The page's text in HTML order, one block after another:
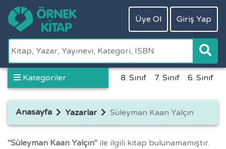
Üye Ol Giriş Yap
Kategoriler 8. Sınıf 7. Sınıf 6. Sınıf
Anasayfa Yazarlar Süleyman Kaan Yalçın
"Süleyman Kaan Yalçın" ile ilgili kitap bulunamamıştır.